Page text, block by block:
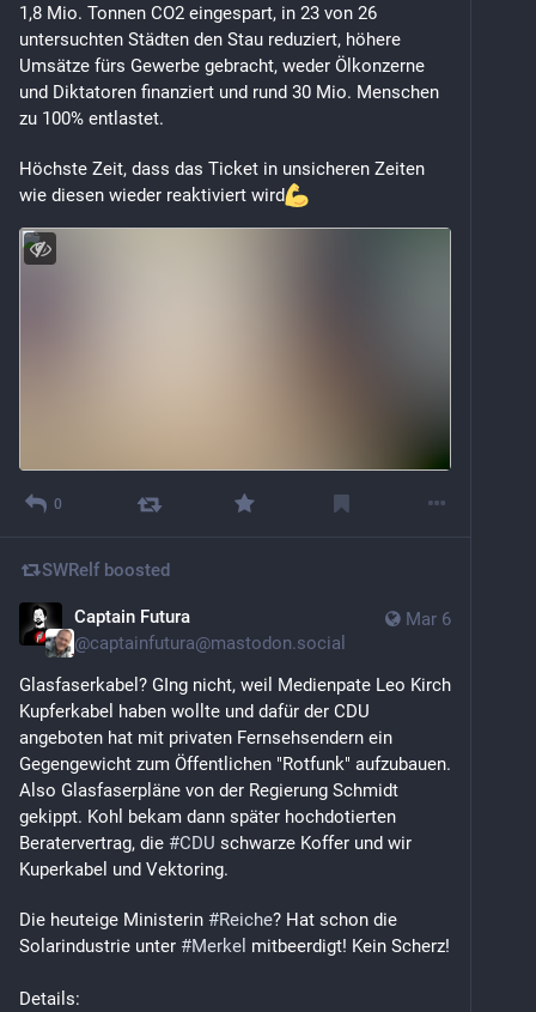
1,8 Mio. Tonnen CO2 eingespart, in 23 von 26
untersuchten Städten den Stau reduziert, höhere
Umsätze fürs Gewerbe gebracht, weder Ölkonzerne
und Diktatoren finanziert und rund 30 Mio. Menschen
zu 100% entlastet.
Höchste Zeit, dass das Ticket in unsicheren Zeiten
wie diesen wieder reaktiviert wird
0
SWRelf boosted
Mar 6
Captain Futura
@captainfutura@mastodon.social
Glasfaserkabel? GIng nicht, weil Medienpate Leo Kirch
Kupferkabel haben wollte und dafür der CDU
angeboten hat mit privaten Fernsehsendern ein
Gegengewicht zum Öffentlichen "Rotfunk" aufzubauen.
Also Glasfaserpläne von der Regierung Schmidt
gekippt. Kohl bekam dann später hochdotierten
Beratervertrag, die #CDU schwarze Koffer und wir
Kuperkabel und Vektoring.
Die heuteige Ministerin #Reiche? Hat schon die
Solarindustrie unter #Merkel mitbeerdigt! Kein Scherz!
Details: